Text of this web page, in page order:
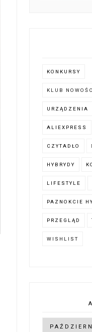
KONKURSY
KLUB
URZĄDZENIA
ALIEXPRESS
CZYTADŁO
HYBRYDY
LIFESTYLE
PAZNOKCIE
PRZEGLĄD
WISHLIST